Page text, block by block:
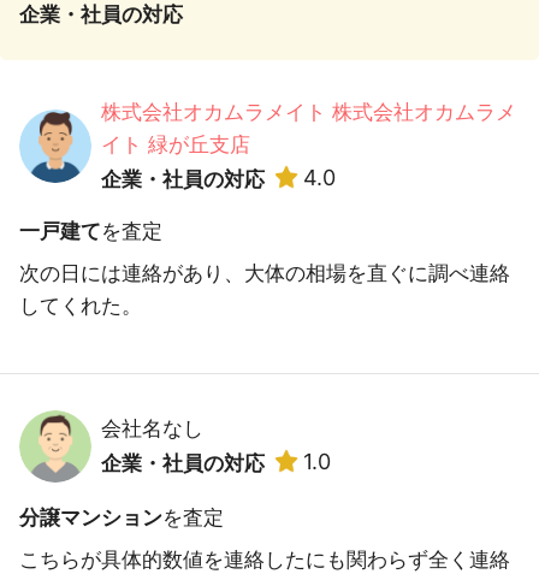
企業・社員の対応
株式会社オカムラメイト 株式会社オカムラメ
イト 緑が丘支店
企業・社員の対応
4.0
一戸建てを査定
次の日には連絡があり、大体の相場を直ぐに調べ連絡
してくれた。
会社名なし
企業・社員の対応
1.0
分譲マンションを査定
こちらが具体的数値を連絡したにも関わらず全く連絡